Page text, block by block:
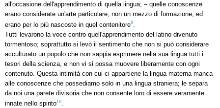
all'occasione dell'apprendimento di quella lingua; – quelle conoscenze
erano considerate un'arte particolare, non un mezzo di formazione, ed
erano per lo più nascoste in quel contenitore9
Tutti levarono la voce contro quell'apprendimento del latino divenuto
tormentoso; soprattutto si levò il sentimento che non si può considerare
acculturato un popolo che non sappia esprimere nella sua lingua tutti i
tesori della scienza, e non vi si possa muovere liberamente con ogni
contenuto. Questa intimità con cui ci appartiene la lingua materna manca
alle conoscenze che possediamo solo in una lingua straniera; le separa
da noi una parete divisoria che non consente loro di essere veramente
innate nello spirito10.